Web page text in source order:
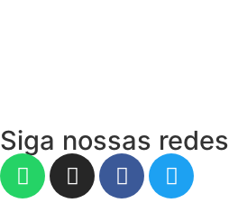
Siga nossas redes